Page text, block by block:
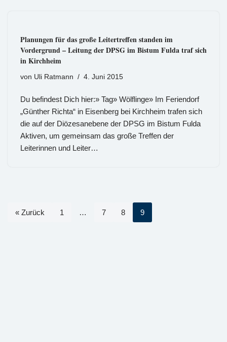
Planungen für das große Leitertreffen standen im
Vordergrund – Leitung der DPSG im Bistum Fulda traf sich
in Kirchheim
von Uli Ratmann 4. Juni 2015
Du befindest Dich hier:» Tag» Wölflinge» Im Feriendorf
„Günther Richta“ in Eisenberg bei Kirchheim trafen sich
die auf der Diözesanebene der DPSG im Bistum Fulda
Aktiven, um gemeinsam das große Treffen der
Leiterinnen und Leiter…
« Zurück 1 … 7 8 9